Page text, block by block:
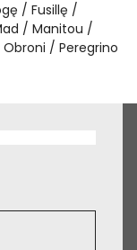
Fusillę
Manitou
Obroni
Peregrino